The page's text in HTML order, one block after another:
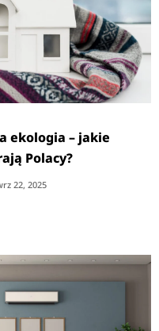
ekologia – jakie
Polacy?
22, 2025